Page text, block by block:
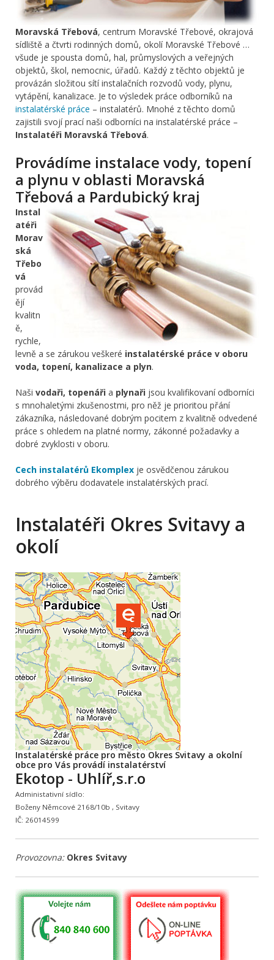
Moravská Třebová, centrum Moravské Třebové, okrajová
sídliště a čtvrti rodinných domů, okolí Moravské Třebové …
všude je spousta domů, hal, průmyslových a veřejných
objektů, škol, nemocnic, úřadů. Každý z těchto objektů je
provázán složitou sítí instalačních rozvodů vody, plynu,
vytápění, kanalizace. Je to výsledek práce odborníků na
instalatérské práce – instalatérů. Mnohé z těchto domů
zajistili svojí prací naši odborníci na instalatérské práce –
Instalatéři Moravská Třebová.
Provádíme instalace vody, topení
a plynu v oblasti Moravská
Třebová a Pardubický kraj
Instal
atéři
Morav
ská
Třebo
vá
provád
ějí
kvalitn
ě,
rychle,
levně a se zárukou veškeré instalatérské práce v oboru
voda, topení, kanalizace a plyn.
Naši vodaři, topenáři a plynaři jsou kvalifikovaní odborníci
s mnohaletými zkušenostmi, pro něž je prioritou přání
zákazníka, následované dobrým pocitem z kvalitně odvedené
práce s ohledem na platné normy, zákonné požadavky a
dobré zvyklosti v oboru.
Cech instalatérů Ekomplex je osvědčenou zárukou
dobrého výběru dodavatele instalatérských prací.
Instalatéři Okres Svitavy a
okolí
Instalatérské práce pro město Okres Svitavy a okolní
obce pro Vás provádí instalatérství
Ekotop - Uhlíř,s.r.o
Administativní sídlo:
Boženy Němcové 2168/10b , Svitavy
IČ: 26014599
Provozovna: Okres Svitavy